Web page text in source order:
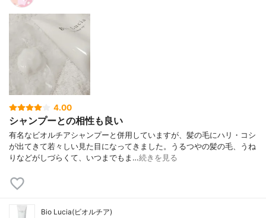
4.00
シャンプーとの相性も良い
有名なビオルチアシャンプーと併用していますが、髪の毛にハリ・コシ
が出てきて若々しい見た目になってきました。うるつやの髪の毛、うね
りなどがしづらくて、いつまでもま…続きを見る
Bio Lucia(ビオルチア)